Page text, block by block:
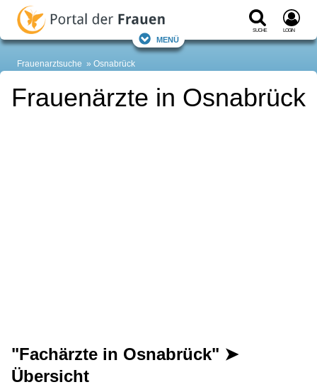
Suche Login
Menü
Frauenarztsuche Osnabrück
Frauenärzte in Osnabrück
"Fachärzte in Osnabrück" ➤
Übersicht